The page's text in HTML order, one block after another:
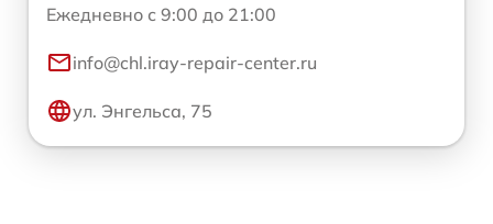
Ежедневно с 9:00 до 21:00
info@chl.iray-repair-center.ru
ул. Энгельса, 75